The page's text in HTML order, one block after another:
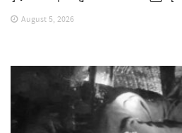
August 5, 2026